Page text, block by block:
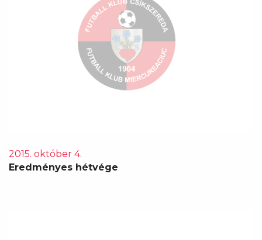
2015. október 4.
Eredményes hétvége